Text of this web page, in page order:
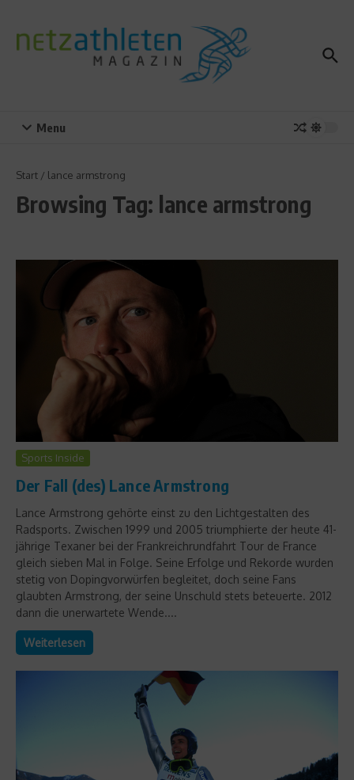
Menu
Start / lance armstrong
Browsing Tag: lance armstrong
Sports Inside
Der Fall (des) Lance Armstrong
Lance Armstrong gehörte einst zu den Lichtgestalten des
Radsports. Zwischen 1999 und 2005 triumphierte der heute 41-
jährige Texaner bei der Frankreichrundfahrt Tour de France
gleich sieben Mal in Folge. Seine Erfolge und Rekorde wurden
stetig von Dopingvorwürfen begleitet, doch seine Fans
glaubten Armstrong, der seine Unschuld stets beteuerte. 2012
dann die unerwartete Wende....
Weiterlesen